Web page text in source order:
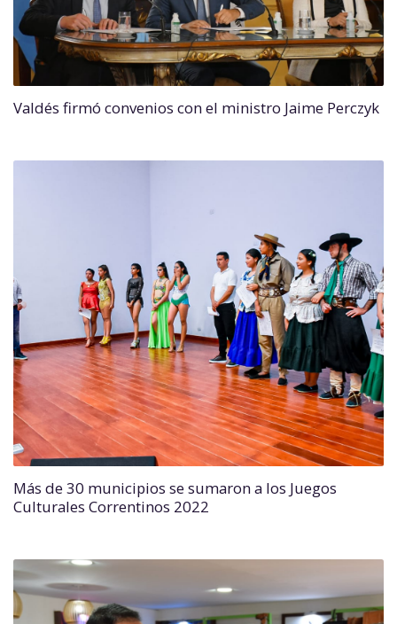
Valdés firmó convenios con el ministro Jaime Perczyk
Más de 30 municipios se sumaron a los Juegos
Culturales Correntinos 2022